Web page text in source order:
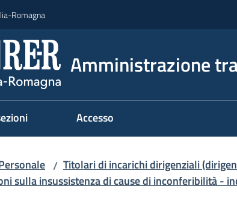
Romagna
Amministrazione
Accesso
/ Titolari di incarichi dirigenziali
sulla insussistenza di cause di inconferibilità -